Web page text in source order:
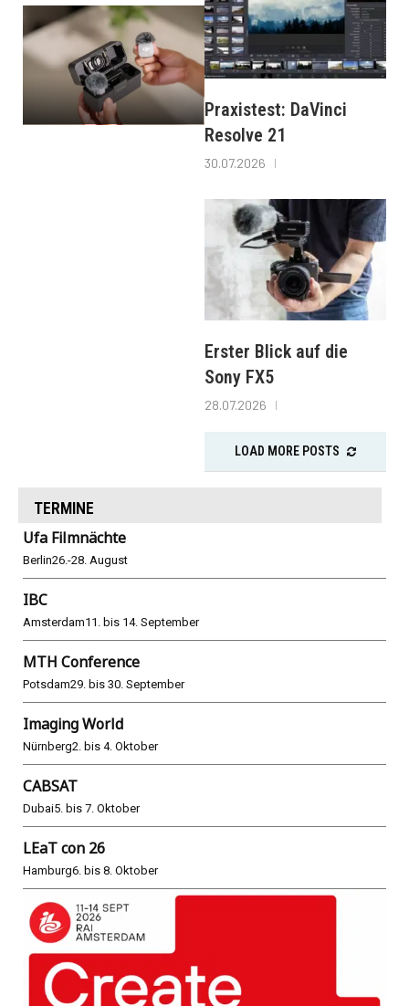
Praxistest: DaVinci
Resolve 21
30.07.2026
Erster Blick auf die
Sony FX5
28.07.2026
LOAD MORE POSTS
TERMINE
Ufa Filmnächte
Berlin26.-28. August
IBC
Amsterdam11. bis 14. September
MTH Conference
Potsdam29. bis 30. September
Imaging World
Nürnberg2. bis 4. Oktober
CABSAT
Dubai5. bis 7. Oktober
LEaT con 26
Hamburg6. bis 8. Oktober